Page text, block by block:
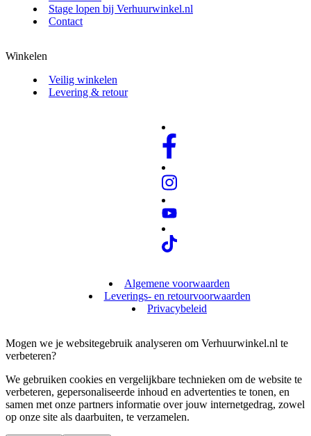
Stage lopen bij Verhuurwinkel.nl
Contact
Winkelen
Veilig winkelen
Levering & retour
Algemene voorwaarden
Leverings- en retourvoorwaarden
Privacybeleid
Mogen we je websitegebruik analyseren om Verhuurwinkel.nl te
verbeteren?
We gebruiken cookies en vergelijkbare technieken om de website te
verbeteren, gepersonaliseerde inhoud en advertenties te tonen, en
samen met onze partners informatie over jouw internetgedrag, zowel
op onze site als daarbuiten, te verzamelen.